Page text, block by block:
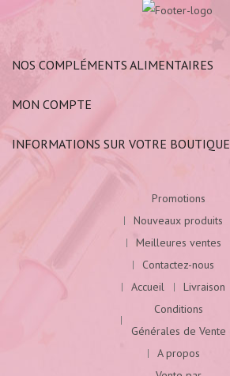
NOS COMPLÉMENTS ALIMENTAIRES
MON COMPTE
INFORMATIONS SUR VOTRE BOUTIQUE
Promotions
Nouveaux produits
Meilleures ventes
Contactez-nous
Accueil
Livraison
Conditions
Générales de Vente
A propos